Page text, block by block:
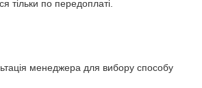
тільки по передоплаті.
менеджера для вибору способу